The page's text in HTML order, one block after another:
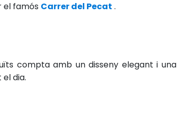
el famós Carrer del Pecat .
compta amb un disseny elegant i una
dia.